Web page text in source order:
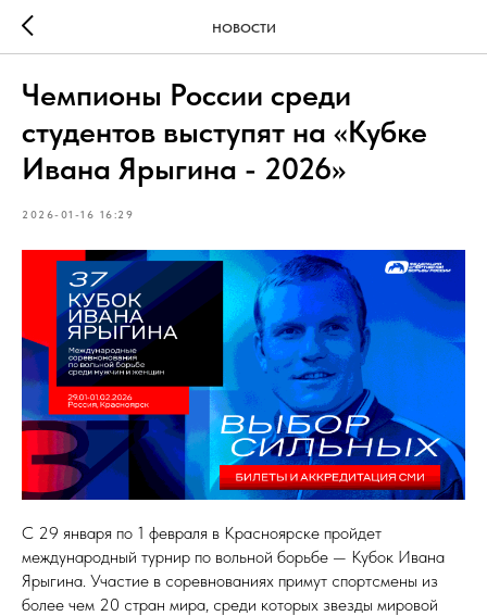
НОВОСТИ
Чемпионы России среди
студентов выступят на «Кубке
Ивана Ярыгина - 2026»
2026-01-16 16:29
С 29 января по 1 февраля в Красноярске пройдет
международный турнир по вольной борьбе — Кубок Ивана
Ярыгина. Участие в соревнованиях примут спортсмены из
более чем 20 стран мира, среди которых звезды мировой